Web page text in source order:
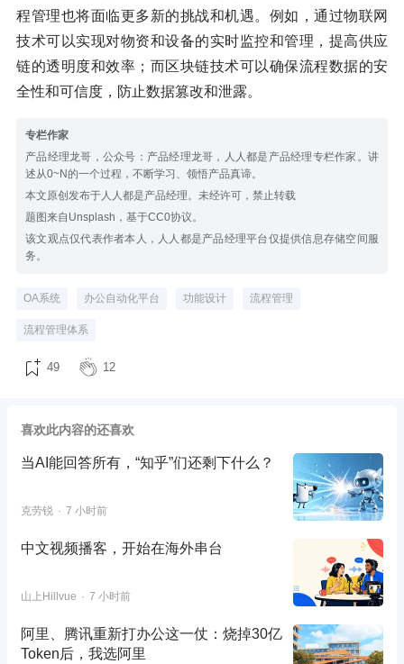
程管理也将面临更多新的挑战和机遇。例如，通过物联网
技术可以实现对物资和设备的实时监控和管理，提高供应
链的透明度和效率；而区块链技术可以确保流程数据的安
全性和可信度，防止数据篡改和泄露。
专栏作家
产品经理龙哥，公众号：产品经理龙哥，人人都是产品经理专栏作家。讲
述从0~N的一个过程，不断学习、领悟产品真谛。
本文原创发布于人人都是产品经理。未经许可，禁止转载
题图来自Unsplash，基于CC0协议。
该文观点仅代表作者本人，人人都是产品经理平台仅提供信息存储空间服
务。
OA系统 办公自动化平台 功能设计 流程管理
流程管理体系
49 12
喜欢此内容的还喜欢
当AI能回答所有，“知乎”们还剩下什么？
克劳锐 7 小时前
中文视频播客，开始在海外串台
山上Hillvue 7 小时前
阿里、腾讯重新打办公这一仗：烧掉30亿
Token后，我选阿里